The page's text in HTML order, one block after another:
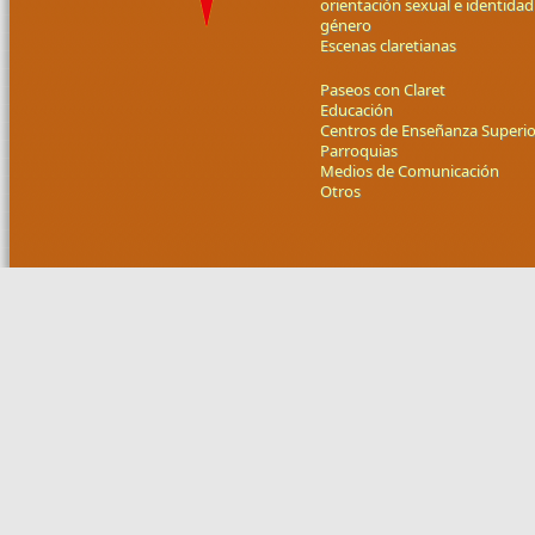
orientación sexual e
género
Escenas claretianas
Paseos con Claret
Educación
Centros de Enseñanza
Parroquias
Medios de Comunicación
Otros